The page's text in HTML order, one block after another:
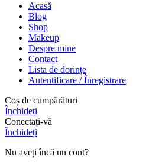
Acasă
Blog
Shop
Makeup
Despre mine
Contact
Lista de dorințe
Autentificare / Înregistrare
Coș de cumpărături
Închideți
Conectați-vă
Închideți
Nu aveți încă un cont?